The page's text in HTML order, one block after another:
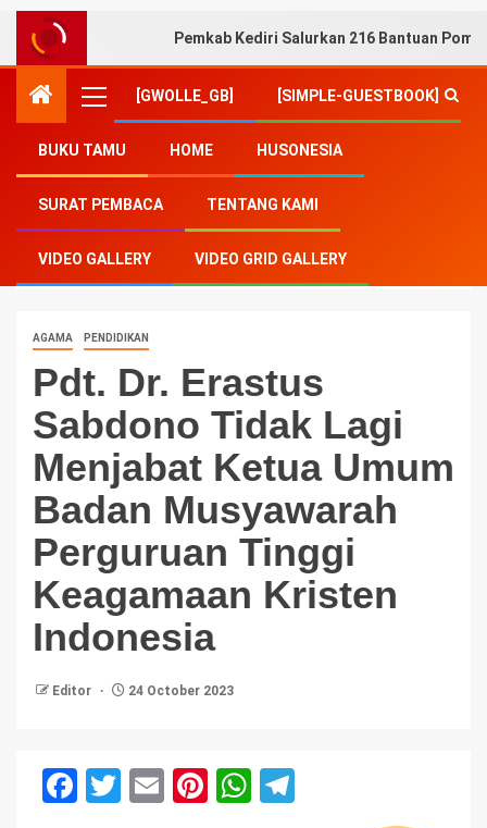
Pemkab Kediri Salurkan 216 Bantuan
[GWOLLE_GB] [SIMPLE-GUESTBOOK]
BUKU TAMU HOME HUSONESIA
SURAT PEMBACA TENTANG KAMI
VIDEO GALLERY VIDEO GRID GALLERY
Home-Agama-Pdt. Dr. Erastus Sabdono Tidak Lagi
Menjabat Ketua Umum Badan Musyawarah Perguruan
Tinggi Keagamaan Kristen Indonesia
AGAMA PENDIDIKAN
Pdt. Dr. Erastus
Sabdono Tidak Lagi
Menjabat Ketua Umum
Badan Musyawarah
Perguruan Tinggi
Keagamaan Kristen
Indonesia
Editor 24 October 2023
Facebook
Twitter
EmailPinterest
WhatsApp